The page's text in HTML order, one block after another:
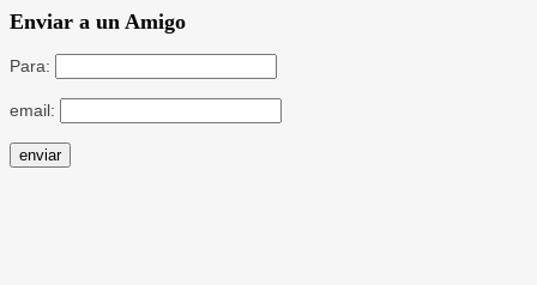
Enviar a un Amigo
Para:
email: